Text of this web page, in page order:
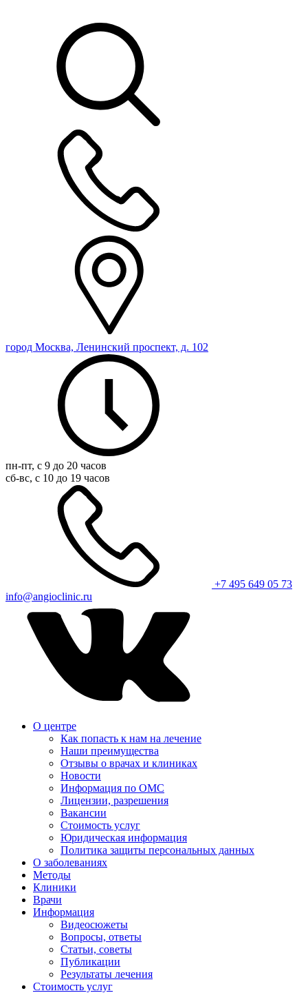
город Москва, Ленинский проспект, д. 102
пн-пт, с 9 до 20 часов
сб-вс, с 10 до 19 часов
+7 495 649 05 73
info@angioclinic.ru
О центре
Как попасть к нам на лечение
Наши преимущества
Отзывы о врачах и клиниках
Новости
Информация по ОМС
Лицензии, разрешения
Вакансии
Стоимость услуг
Юридическая информация
Политика защиты персональных данных
О заболеваниях
Методы
Клиники
Врачи
Информация
Видеосюжеты
Вопросы, ответы
Статьи, советы
Публикации
Результаты лечения
Стоимость услуг